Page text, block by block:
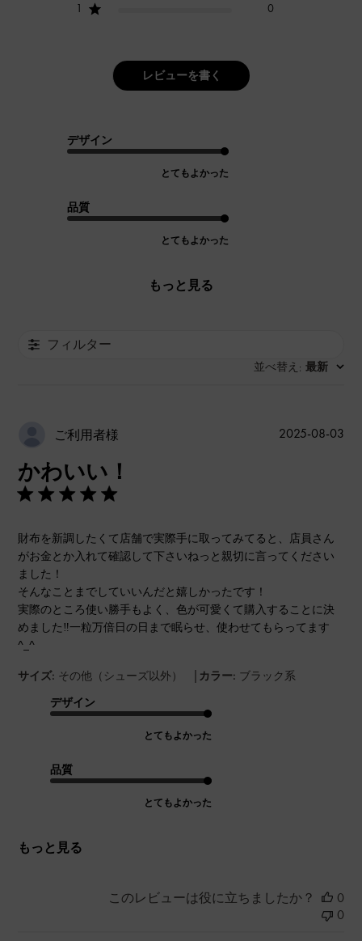
1
0
レビューを書く
デザイン
とてもよかった
品質
とてもよかった
もっと見る
フィルター
並べ替え : 最新
ご利用者様
かわいい！
財布を新調したくて店舗で実際手に取ってみてると、店員さん
がお金とか入れて確認して下さいねっと親切に言ってください
ました！
そんなことまでしていいんだと嬉しかったです！
実際のところ使い勝手もよく、色が可愛くて購入することに決
めました‼︎一粒万倍日の日まで眠らせ、使わせてもらってます
^_^
サイズ: その他（シューズ以外） | カラー: ブラック系
デザイン
とてもよかった
品質
とてもよかった
もっと見る
公
2025-08-03
このレビューは役に立ちましたか？
0
0